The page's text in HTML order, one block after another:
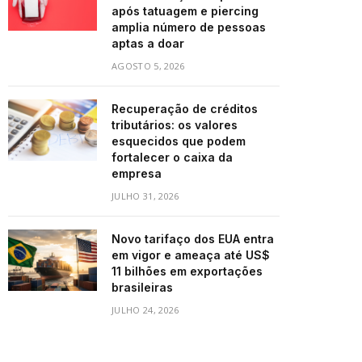
após tatuagem e piercing
amplia número de pessoas
aptas a doar
AGOSTO 5, 2026
Recuperação de créditos
tributários: os valores
esquecidos que podem
fortalecer o caixa da
empresa
JULHO 31, 2026
Novo tarifaço dos EUA entra
em vigor e ameaça até US$
11 bilhões em exportações
brasileiras
JULHO 24, 2026